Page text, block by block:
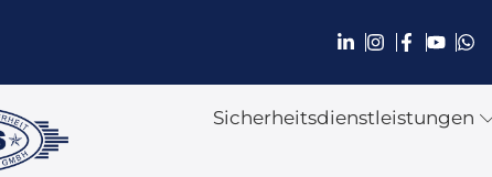
Sicherheitsdienstleistungen